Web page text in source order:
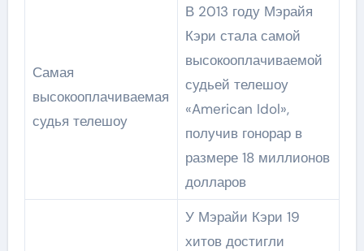
Самая
высокооплачиваемая
судья телешоу
В 2013 году Мэрайя
Кэри стала самой
высокооплачиваемой
судьей телешоу
«American Idol»,
получив гонорар в
размере 18 миллионов
долларов
У Мэрайи Кэри 19
хитов достигли